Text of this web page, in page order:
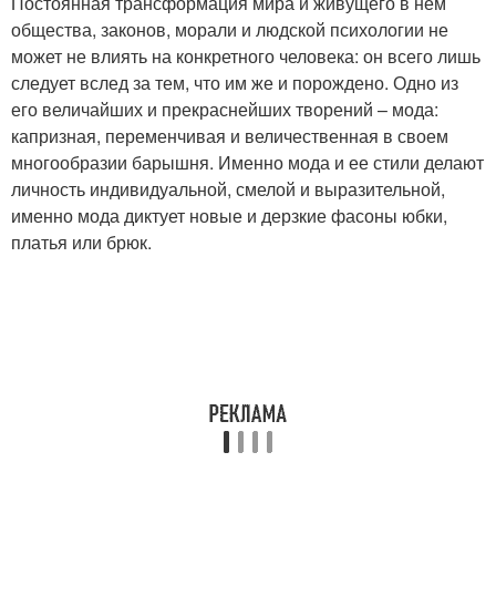
общества, законов, морали и людской психологии не
может не влиять на конкретного человека: он всего лишь
следует вслед за тем, что им же и порождено. Одно из
его величайших и прекраснейших творений – мода:
капризная, переменчивая и величественная в своем
многообразии барышня. Именно мода и ее стили делают
личность индивидуальной, смелой и выразительной,
именно мода диктует новые и дерзкие фасоны юбки,
платья или брюк.